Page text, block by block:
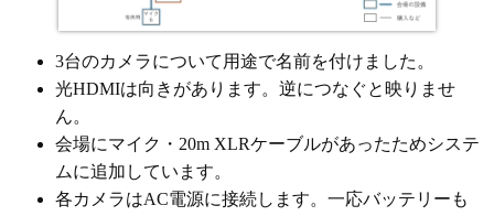
3台のカメラについて用途で名前を付けました。
光HDMIは向きがあります。逆につなぐと映りませ
ん。
会場にマイク・20m XLRケーブルがあったためシステ
ムに追加しています。
各カメラはAC電源に接続します。一応バッテリーも